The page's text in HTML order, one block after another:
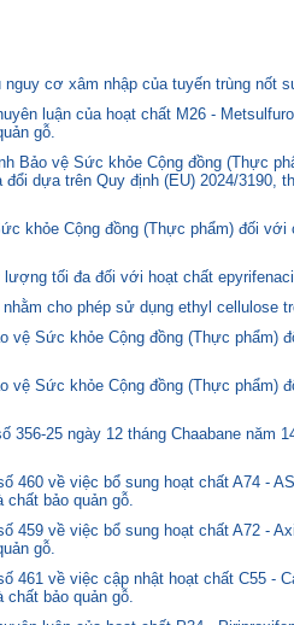
cơ xâm nhập của tuyến trùng nốt
luận của hoạt chất M26 -
gỗ.
Bảo vệ Sức khỏe Cộng đồng (Thực
dựa trên Quy định (EU) 2024/3190,
khỏe Cộng đồng (Thực phẩm) đối
tối đa đối với hoạt chất
cho phép sử dụng ethyl cellulose
vệ Sức khỏe Cộng đồng (Thực
vệ Sức khỏe Cộng đồng (Thực
25 ngày 12 tháng Chaabane năm
về việc bổ sung hoạt chất A74 -
bảo quản gỗ.
459 về việc bổ sung hoạt chất A72 -
gỗ.
461 về việc cập nhật hoạt chất C55 -
bảo quản gỗ.